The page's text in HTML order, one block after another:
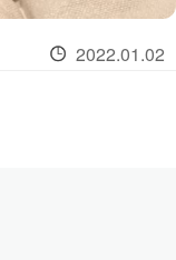
2022.01.02